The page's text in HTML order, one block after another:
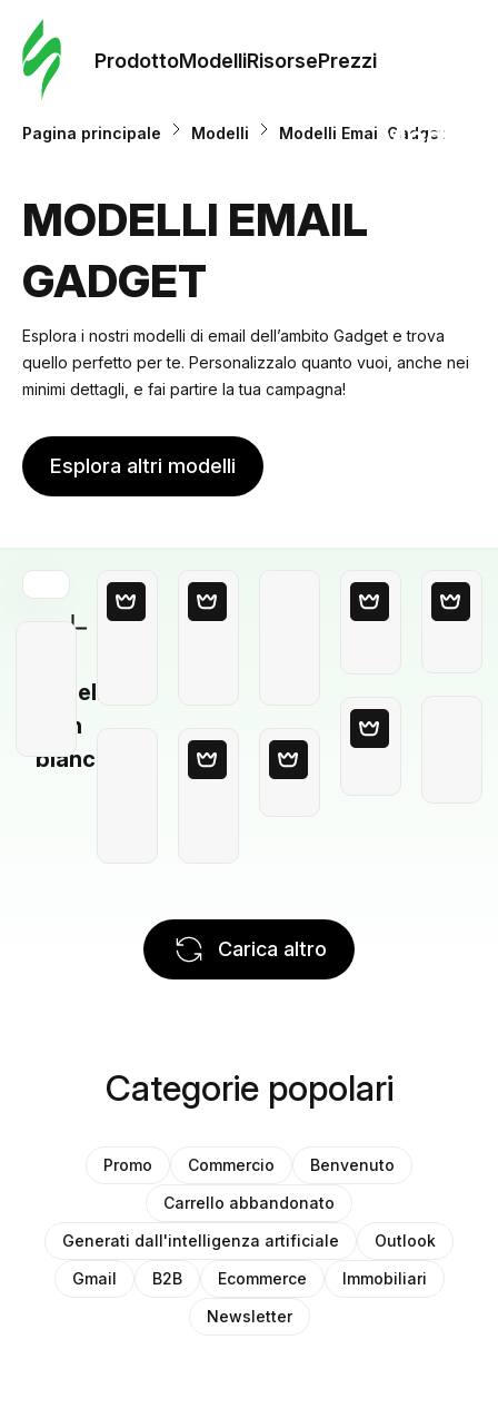
ProdottoModelliRisorsePrezzi
Modelli
Pagina principale Modelli Modelli Email Gadget
MODELLI EMAIL
GADGET
Esplora i nostri modelli di email dell’ambito Gadget e trova
quello perfetto per te. Personalizzalo quanto vuoi, anche nei
minimi dettagli, e fai partire la tua campagna!
Esplora altri modelli
Modello
in
bianco
Carica altro
Categorie popolari
Promo Commercio
Benvenuto
Carrello abbandonato
Generati dall'intelligenza artificiale
Outlook
Gmail
B2B Ecommerce
Immobiliari
Newsletter